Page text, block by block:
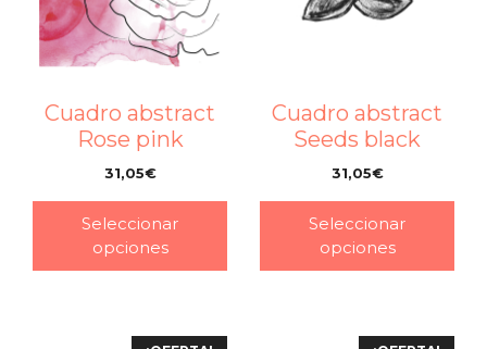
Cuadro abstract
Rose pink
31,05€
Seleccionar
opciones
Cuadro abstract
Seeds black
31,05€
Seleccionar
opciones